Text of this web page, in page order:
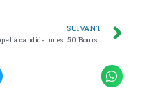
SUIVANT
Appel à candidatures: 50 Bourses de Professionnalisation